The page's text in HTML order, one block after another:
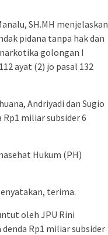
SH.MH menjelaskan
pidana tanpa hak dan
golongan I
ayat (2) jo pasal 132
Andriyadi dan Sugio
miliar subsider 6
Hukum (PH)
terima.
oleh JPU Rini
Rp1 miliar subsider